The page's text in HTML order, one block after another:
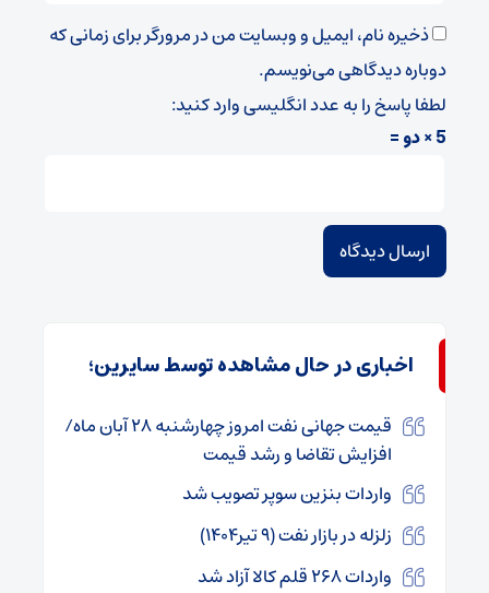
ذخیره نام، ایمیل و وبسایت من در مرورگر برای زمانی که
دوباره دیدگاهی می‌نویسم.
لطفا پاسخ را به عدد انگلیسی وارد کنید:
5 × دو =
اخباری در حال مشاهده توسط سایرین؛
قیمت جهانی نفت امروز چهارشنبه ۲۸ آبان ماه/
افزایش تقاضا و رشد قیمت
واردات بنزین سوپر تصویب شد
زلزله در بازار نفت (۹ تیر۱۴۰۴)
واردات ۲۶۸ قلم کالا آزاد شد